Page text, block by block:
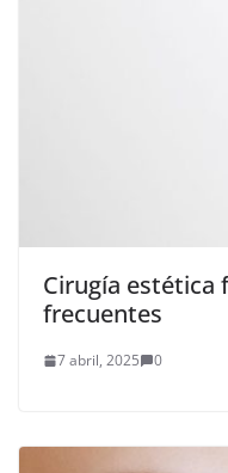
Cirugía estética
frecuentes
7 abril, 2025 0